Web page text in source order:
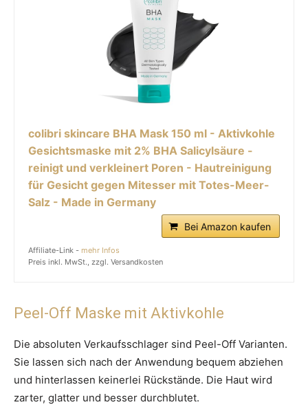
colibri skincare BHA Mask 150 ml - Aktivkohle
Gesichtsmaske mit 2% BHA Salicylsäure -
reinigt und verkleinert Poren - Hautreinigung
für Gesicht gegen Mitesser mit Totes-Meer-
Salz - Made in Germany
Bei Amazon kaufen
Affiliate-Link - mehr Infos
Preis inkl. MwSt., zzgl. Versandkosten
Peel-Off Maske mit Aktivkohle
Die absoluten Verkaufsschlager sind Peel-Off Varianten.
Sie lassen sich nach der Anwendung bequem abziehen
und hinterlassen keinerlei Rückstände. Die Haut wird
zarter, glatter und besser durchblutet.